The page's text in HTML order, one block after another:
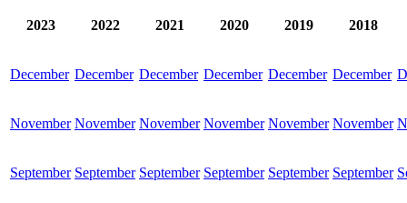
2023 2022 2021 2020 2019 2018
December December December December December December
November November November November November November
September September September September September September